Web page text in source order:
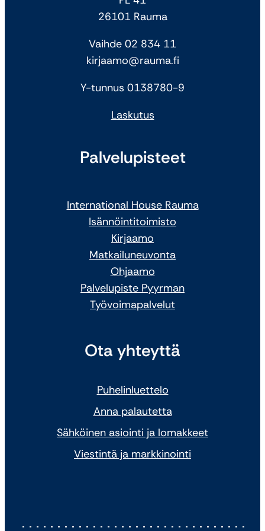
26101 Rauma
Vaihde 02 834 11
kirjaamo@rauma.fi
Y-tunnus 0138780-9
Laskutus
Palvelupisteet
International House Rauma
Isännöintitoimisto
Kirjaamo
Matkailuneuvonta
Ohjaamo
Palvelupiste Pyyrman
Työvoimapalvelut
Ota yhteyttä
Puhelinluettelo
Anna palautetta
Sähköinen asiointi ja lomakkeet
Viestintä ja markkinointi